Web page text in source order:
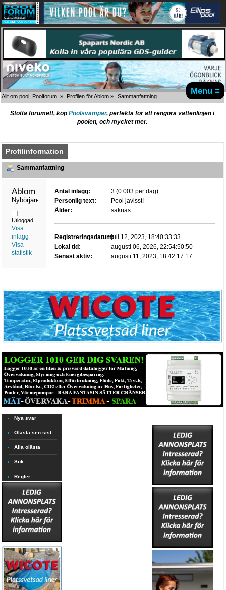
Menu ≡
Allt om pool, Poolforum! » Profilen för Ablom » Sammanfattning
Stötta forumet!, köp Poolsvampar, perfekta för att rengöra vattenlinjen i
poolen, och mycket mer.
Profilinformation
Sammanfattning
Ablom
Nybörjare
Utloggad
Visa
inlägg
Visa
statistik
Antal inlägg:
3 (0.003 per dag)
Personlig text:
Pool javisst!
Ålder:
saknas
Registreringsdatum:juli 12, 2023, 18:40:33:33
Lokal tid:
augusti 06, 2026, 22:54:50:50
Senast aktiv:
augusti 11, 2023, 18:42:17:17
Nya svar
Olästa sen sist
Alla olästa
Sök
Regler